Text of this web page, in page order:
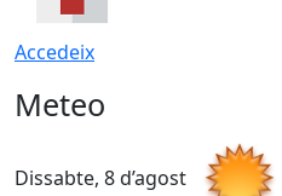
Accedeix
Meteo
Dissabte, 8 d’agost